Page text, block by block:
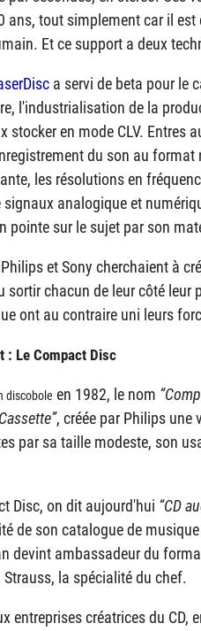
ans, tout simplement car il
Et ce support a deux
a servi de beta pour le
l'industrialisation de la
stocker en mode CLV. Entres
du son au
les résolutions en
signaux analogique et
pointe sur le sujet par son
et Sony cherchaient à
sortir chacun de leur côté leur
ont au contraire uni leurs
: Le Compact Disc
discobole en 1982, le nom
, créée par Philips une
par sa taille modeste, son
Disc, on dit aujourd'hui CD
de son catalogue de
devint ambassadeur du
Strauss, la spécialité du chef.
entreprises créatrices du